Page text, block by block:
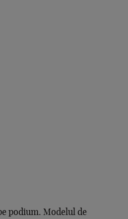
podium. Modelul de